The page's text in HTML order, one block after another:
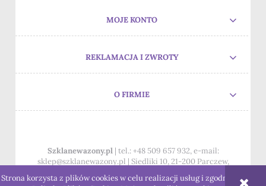
Strona korzysta z plików cookies w celu realizacji usług i zgodnie
MOJE KONTO
REKLAMACJA I ZWROTY
O FIRMIE
Szklanewazony.pl | tel.: +48 509 657 932 , e-mail:
sklep@szklanewazony.pl | Siedliki 10, 21-200 Parczew,